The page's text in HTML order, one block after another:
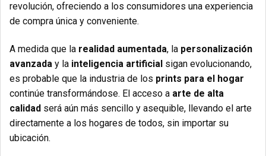
revolución, ofreciendo a los consumidores una experiencia
de compra única y conveniente.
A medida que la realidad aumentada, la personalización
avanzada y la inteligencia artificial sigan evolucionando,
es probable que la industria de los prints para el hogar
continúe transformándose. El acceso a arte de alta
calidad será aún más sencillo y asequible, llevando el arte
directamente a los hogares de todos, sin importar su
ubicación.